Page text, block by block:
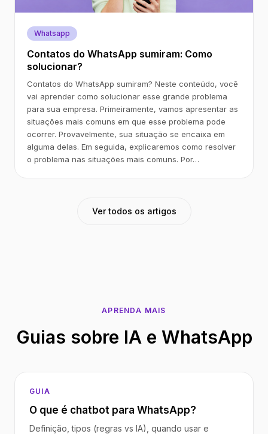
Whatsapp
Contatos do WhatsApp sumiram: Como
solucionar?
Contatos do WhatsApp sumiram? Neste conteúdo, você
vai aprender como solucionar esse grande problema
para sua empresa. Primeiramente, vamos apresentar as
situações mais comuns em que esse problema pode
ocorrer. Provavelmente, sua situação se encaixa em
alguma delas. Em seguida, explicaremos como resolver
o problema nas situações mais comuns. Por…
Ver todos os artigos
APRENDA MAIS
Guias sobre IA e WhatsApp
GUIA
O que é chatbot para WhatsApp?
Definição, tipos (regras vs IA), quando usar e